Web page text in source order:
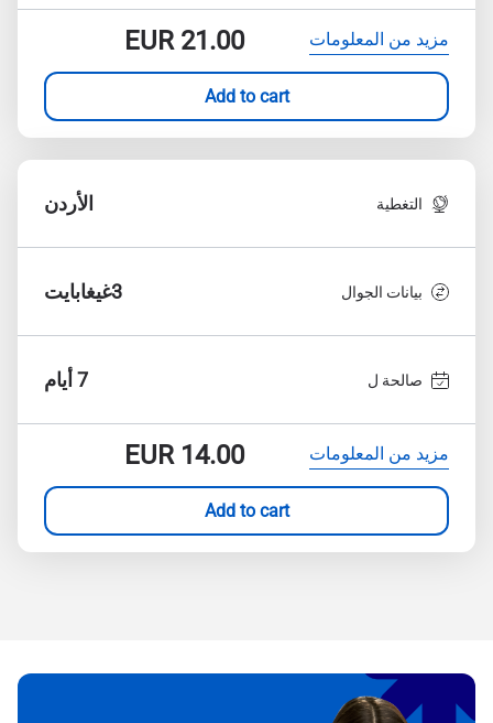
مزيد من المعلومات EUR21.00
Add to cart
التغطية الأردن
بيانات الجوال 3غيغابايت
صالحة ل 7 أيام
مزيد من المعلومات EUR14.00
Add to cart